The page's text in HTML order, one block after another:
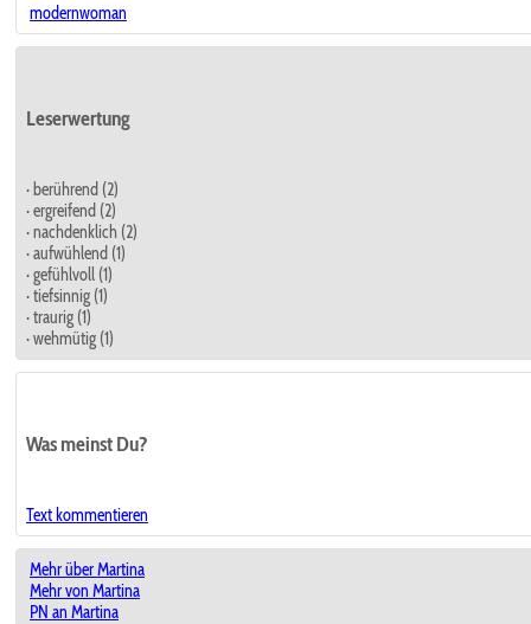
modernwoman
Leserwertung
· berührend (2)
· ergreifend (2)
· nachdenklich (2)
· aufwühlend (1)
· gefühlvoll (1)
· tiefsinnig (1)
· traurig (1)
· wehmütig (1)
Was meinst Du?
Text kommentieren
Mehr über Martina
Mehr von Martina
PN an Martina